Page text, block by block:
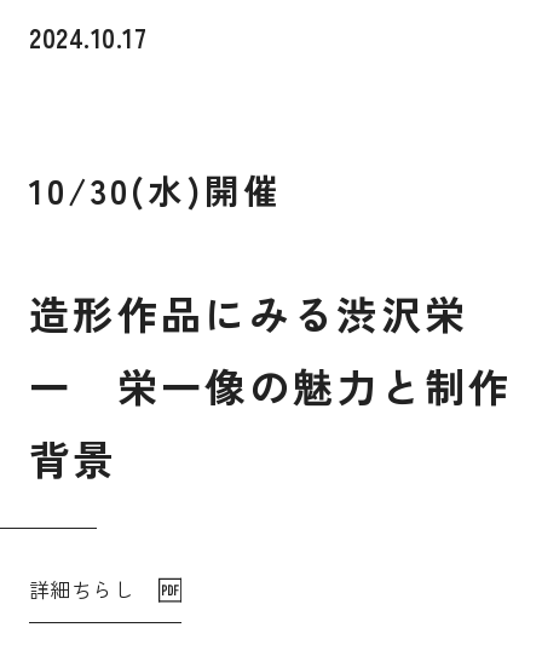
キャンパスライフ
国際交流・留学
研究
通信教育・生涯学習
2024.10.17
10/30(水)開催
造形作品に み る渋沢栄
一
栄一像の魅力 と 制作
背景
詳細ちらし